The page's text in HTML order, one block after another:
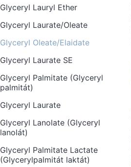
Glyceryl Lauryl Ether
Glyceryl Laurate/Oleate
Glyceryl Oleate/Elaidate
Glyceryl Laurate SE
Glyceryl Palmitate (Glyceryl
palmitát)
Glyceryl Laurate
Glyceryl Lanolate (Glyceryl
lanolát)
Glyceryl Palmitate Lactate
(Glycerylpalmitát laktát)